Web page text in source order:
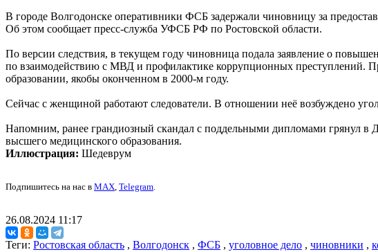
В городе Волгодонске оперативники ФСБ задержали чиновницу за
Об этом сообщает пресс-служба УФСБ РФ по Ростовской области.
По версии следствия, в текущем году чиновница подала заявление о
по взаимодействию с МВД и профилактике коррупционных преступлений.
образовании, якобы оконченном в 2000-м году.
Сейчас с женщиной работают следователи. В отношении неё возбуждено
Напомним, ранее грандиозный скандал с поддельными дипломами грянул в
высшего медицинского образования.
Иллюстрация: Шедеврум
Подпишитесь на нас в MAX, Telegram.
26.08.2024 11:17
Теги: Ростовская область , Волгодонск , ФСБ , уголовное дело , чиновники ,